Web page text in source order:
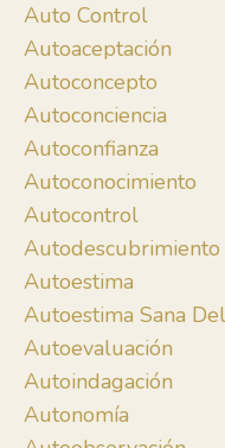
Auto Control
Autoaceptación
Autoconcepto
Autoconciencia
Autoconfianza
Autoconocimiento
Autocontrol
Autodescubrimiento
Autoestima
Autoestima Sana
Autoevaluación
Autoindagación
Autonomía